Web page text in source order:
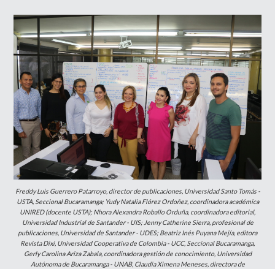
Freddy Luis Guerrero Patarroyo, director de publicaciones, Universidad Santo Tomás -
USTA, Seccional Bucaramanga; Yudy Natalia Flórez Ordoñez, coordinadora académica
UNIRED (docente USTA); Nhora Alexandra Roballo Orduña, coordinadora editorial,
Universidad Industrial de Santander - UIS; Jenny Catherine Sierra, profesional de
publicaciones, Universidad de Santander - UDES; Beatriz Inés Puyana Mejía, editora
Revista Dixi, Universidad Cooperativa de Colombia - UCC, Seccional Bucaramanga,
Gerly Carolina Ariza Zabala, coordinadora gestión de conocimiento, Universidad
Autónoma de Bucaramanga - UNAB, Claudia Ximena Meneses, directora de